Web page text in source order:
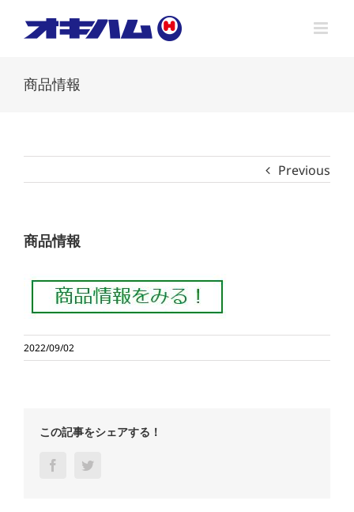
商品情報
Previous
商品情報
2022/09/02
この記事をシェアする！
Facebook